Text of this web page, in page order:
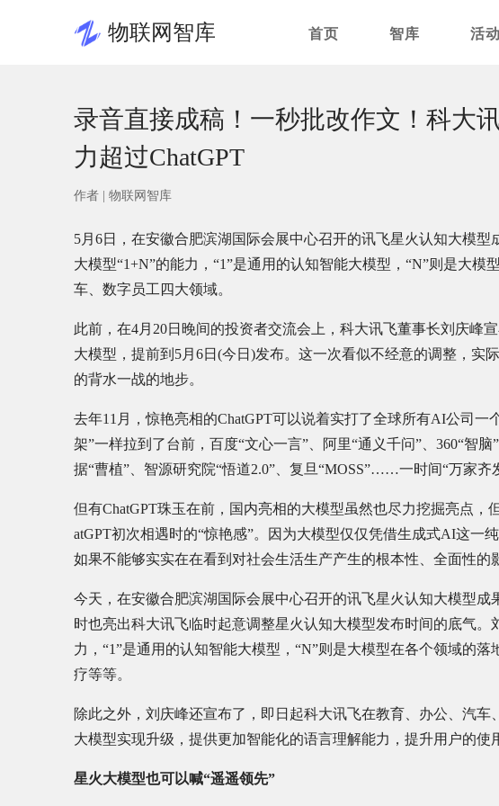
物联网智库 首页 智库 活动
录音直接成稿！一秒批改作文！科大
力超过ChatGPT
作者 | 物联网智库
5月6日，在安徽合肥滨湖国际会展中心召开的讯飞星火认知大模
大模型“1+N”的能力，“1”是通用的认知智能大模型，“N”则是大
车、数字员工四大领域。
此前，在4月20日晚间的投资者交流会上，科大讯飞董事长刘庆峰
大模型，提前到5月6日(今日)发布。这一次看似不经意的调整，实
的背水一战的地步。
去年11月，惊艳亮相的ChatGPT可以说着实打了全球所有AI公司
架”一样拉到了台前，百度“文心一言”、阿里“通义千问”、360“智
据“曹植”、智源研究院“悟道2.0”、复旦“MOSS”……一时间“万家齐
但有ChatGPT珠玉在前，国内亮相的大模型虽然也尽力挖掘亮点，
atGPT初次相遇时的“惊艳感”。因为大模型仅仅凭借生成式AI这一
如果不能够实实在在看到对社会生活生产产生的根本性、全面性的
今天，在安徽合肥滨湖国际会展中心召开的讯飞星火认知大模型
时也亮出科大讯飞临时起意调整星火认知大模型发布时间的底气。
力，“1”是通用的认知智能大模型，“N”则是大模型在各个领域的
疗等等。
除此之外，刘庆峰还宣布了，即日起科大讯飞在教育、办公、汽
大模型实现升级，提供更加智能化的语言理解能力，提升用户的使
星火大模型也可以喊“遥遥领先”